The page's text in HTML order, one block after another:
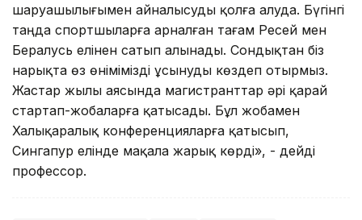
шаруашылығымен айналысуды қолға алуда. Бүгінгі
таңда спортшыларға арналған тағам Ресей мен
Бералусь елінен сатып алынады. Сондықтан біз
нарықта өз өнімімізді ұсынуды көздеп отырмыз.
Жастар жылы аясында магистранттар әрі қарай
стартап-жобаларға қатысады. Бұл жобамен
Халықаралық конференцияларға қатысып,
Сингапур елінде мақала жарық көрді», - дейді
профессор.